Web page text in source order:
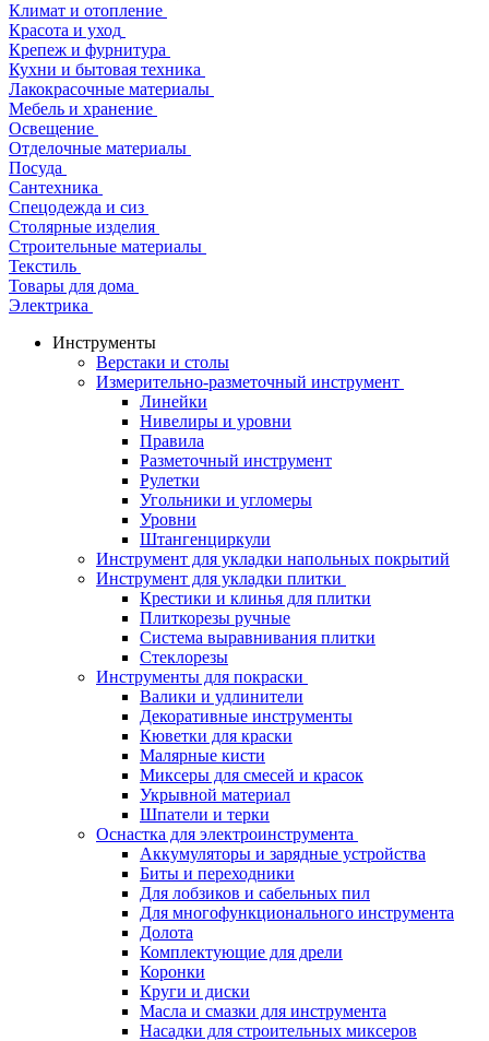
Климат и отопление
Красота и уход
Крепеж и фурнитура
Кухни и бытовая техника
Лакокрасочные материалы
Мебель и хранение
Освещение
Отделочные материалы
Посуда
Сантехника
Спецодежда и сиз
Столярные изделия
Строительные материалы
Текстиль
Товары для дома
Электрика
Инструменты
Верстаки и столы
Измерительно-разметочный инструмент
Линейки
Нивелиры и уровни
Правила
Разметочный инструмент
Рулетки
Угольники и угломеры
Уровни
Штангенциркули
Инструмент для укладки напольных покрытий
Инструмент для укладки плитки
Крестики и клинья для плитки
Плиткорезы ручные
Система выравнивания плитки
Стеклорезы
Инструменты для покраски
Валики и удлинители
Декоративные инструменты
Кюветки для краски
Малярные кисти
Миксеры для смесей и красок
Укрывной материал
Шпатели и терки
Оснастка для электроинструмента
Аккумуляторы и зарядные устройства
Биты и переходники
Для лобзиков и сабельных пил
Для многофункционального инструмента
Долота
Комплектующие для дрели
Коронки
Круги и диски
Масла и смазки для инструмента
Насадки для строительных миксеров